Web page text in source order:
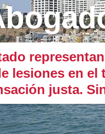
lesiones en
justa.